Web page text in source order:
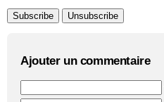
Ajouter un commentaire